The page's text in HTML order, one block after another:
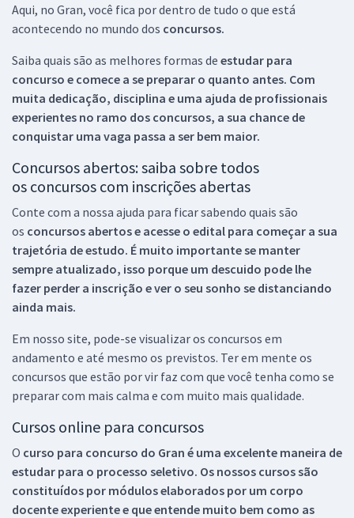
Aqui, no Gran, você fica por dentro de tudo o que está
acontecendo no mundo dos concursos.
Saiba quais são as melhores formas de estudar para
concurso e comece a se preparar o quanto antes. Com
muita dedicação, disciplina e uma ajuda de profissionais
experientes no ramo dos concursos, a sua chance de
conquistar uma vaga passa a ser bem maior.
Concursos abertos: saiba sobre todos
os concursos com inscrições abertas
Conte com a nossa ajuda para ficar sabendo quais são
os concursos abertos e acesse o edital para começar a sua
trajetória de estudo. É muito importante se manter
sempre atualizado, isso porque um descuido pode lhe
fazer perder a inscrição e ver o seu sonho se distanciando
ainda mais.
Em nosso site, pode-se visualizar os concursos em
andamento e até mesmo os previstos. Ter em mente os
concursos que estão por vir faz com que você tenha como se
preparar com mais calma e com muito mais qualidade.
Cursos online para concursos
O curso para concurso do Gran é uma excelente maneira de
estudar para o processo seletivo. Os nossos cursos são
constituídos por módulos elaborados por um corpo
docente experiente e que entende muito bem como as